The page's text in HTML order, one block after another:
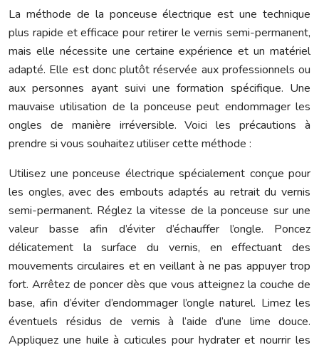
La méthode de la ponceuse électrique est une technique
plus rapide et efficace pour retirer le vernis semi-permanent,
mais elle nécessite une certaine expérience et un matériel
adapté. Elle est donc plutôt réservée aux professionnels ou
aux personnes ayant suivi une formation spécifique. Une
mauvaise utilisation de la ponceuse peut endommager les
ongles de manière irréversible. Voici les précautions à
prendre si vous souhaitez utiliser cette méthode :
Utilisez une ponceuse électrique spécialement conçue pour
les ongles, avec des embouts adaptés au retrait du vernis
semi-permanent. Réglez la vitesse de la ponceuse sur une
valeur basse afin d’éviter d’échauffer l’ongle. Poncez
délicatement la surface du vernis, en effectuant des
mouvements circulaires et en veillant à ne pas appuyer trop
fort. Arrêtez de poncer dès que vous atteignez la couche de
base, afin d’éviter d’endommager l’ongle naturel. Limez les
éventuels résidus de vernis à l’aide d’une lime douce.
Appliquez une huile à cuticules pour hydrater et nourrir les